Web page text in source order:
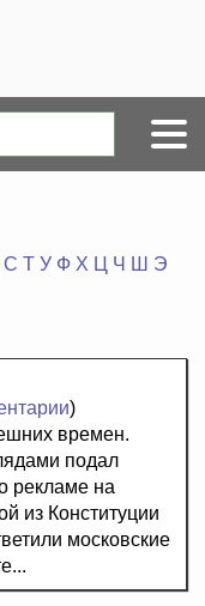
С Т У Ф Х Ц Ч Ш
Э
)
времен.
подал
рекламе на
из Конституции
московские